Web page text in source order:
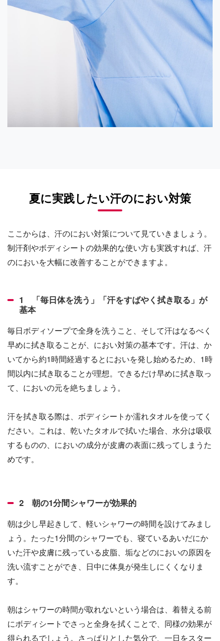
夏に実践したい汗のにおい対策
ここからは、汗のにおい対策について見ていきましょう。
制汗剤やボディシートの効果的な使い方も実践すれば、汗
のにおいを大幅に改善することができますよ。
1 「毎日体を洗う」「汗をすばやく拭き取る」が
基本
毎日ボディソープで全身を洗うこと、そして汗はなるべく
早めに拭き取ることが、におい対策の基本です。汗は、か
いてから約1時間経過するとにおいを発し始めるため、1時
間以内に拭き取ることが理想。できるだけ早めに拭き取っ
て、においの元を絶ちましょう。
汗を拭き取る際は、ボディシートか濡れタオルを使ってく
ださい。これは、乾いたタオルで拭いた場合、水分は吸収
するものの、においの成分が皮膚の表面に残ってしまうた
めです。
2 朝の1分間シャワーが効果的
朝は少し早起きして、軽いシャワーの時間を設けてみまし
ょう。たった1分間のシャワーでも、寝ているあいだにか
いた汗や皮膚に残っている皮脂、垢などのにおいの原因を
洗い流すことができ、日中に体臭が発生しにくくなりま
す。
朝はシャワーの時間が取れないという場合は、着替える前
にボディシートでさっと全身を拭くことで、同様の効果が
得られるでしょう。さっぱりとした気分で、一日をスター